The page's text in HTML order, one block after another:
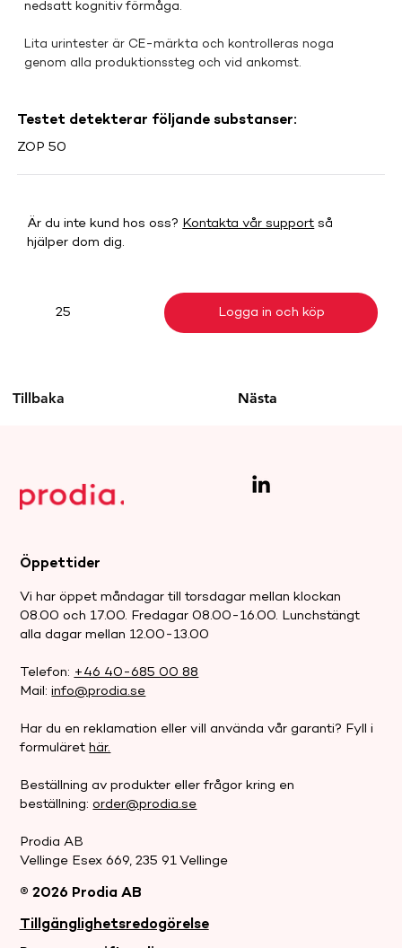
Tillbaka
nedsatt kognitiv förmåga.
Lita urintester är CE-märkta och kontrolleras noga
genom alla produktionssteg och vid ankomst.
Är du inte kund hos oss? Kontakta vår support så
hjälper dom dig.
25 Logga in och köp
Testet detekterar följande substanser:
ZOP 50
Nästa
® 2026 Prodia AB
Tillgänglighetsredogörelse
Öppettider
Vi har öppet måndagar till torsdagar mellan klockan
08.00 och 17.00. Fredagar 08.00-16.00. Lunchstängt
alla dagar mellan 12.00-13.00
Telefon: +46 40-685 00 88
Mail:info@prodia.se
Har du en reklamation eller vill använda vår garanti? Fyll i
formulärethär.
Beställning av produkter eller frågor kring en
beställning:order@prodia.se
Prodia AB
Vellinge Esex 669, 235 91 Vellinge
.